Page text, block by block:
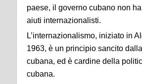
paese, il governo cubano non
aiuti internazionalisti.
L’internazionalismo, iniziato in
1963, è un principio sancito
cubana, ed è cardine della
cubana.